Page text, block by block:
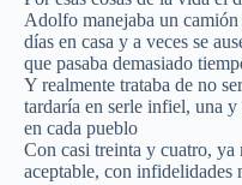
Adolfo manejaba un camión
días en casa y a veces se
que pasaba demasiado
Y realmente trataba de no
tardaría en serle infiel, una
en cada pueblo
Con casi treinta y cuatro, ya
aceptable, con infidelidades